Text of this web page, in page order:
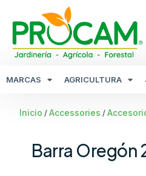
MARCAS AGRICULTURA
Inicio /Accessories /
Barra Oregón